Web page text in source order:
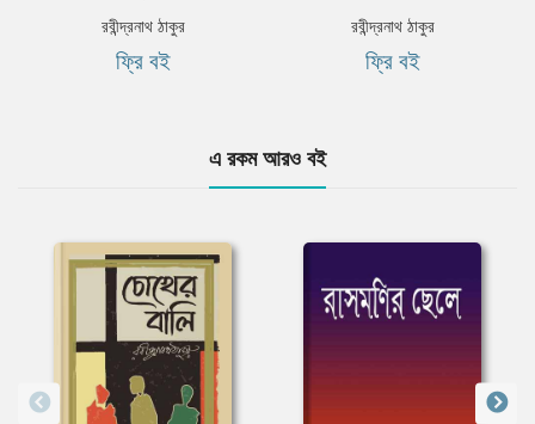
রবীন্দ্রনাথ ঠাকুর
ফ্রি বই
রবীন্দ্রনাথ ঠাকুর
ফ্রি বই
এ রকম আরও বই